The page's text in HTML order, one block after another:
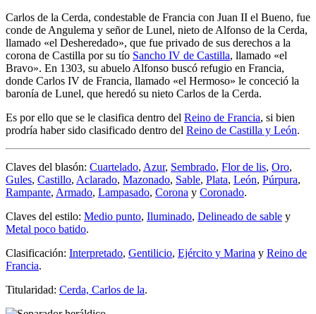
Carlos de la Cerda, condestable de Francia con Juan II el Bueno, fue
conde de Angulema y señor de Lunel, nieto de Alfonso de la Cerda,
llamado «el Desheredado», que fue privado de sus derechos a la
corona de Castilla por su tío Sancho IV de Castilla, llamado «el
Bravo». En 1303, su abuelo Alfonso buscó refugio en Francia,
donde Carlos IV de Francia, llamado «el Hermoso» le conceció la
baronía de Lunel, que heredó su nieto Carlos de la Cerda.
Es por ello que se le clasifica dentro del Reino de Francia, si bien
prodría haber sido clasificado dentro del Reino de Castilla y León.
Claves del blasón: Cuartelado, Azur, Sembrado, Flor de lis, Oro,
Gules, Castillo, Aclarado, Mazonado, Sable, Plata, León, Púrpura,
Rampante, Armado, Lampasado, Corona y Coronado.
Claves del estilo: Medio punto, Iluminado, Delineado de sable y
Metal poco batido.
Clasificación: Interpretado, Gentilicio, Ejército y Marina y Reino de
Francia.
Titularidad: Cerda, Carlos de la.